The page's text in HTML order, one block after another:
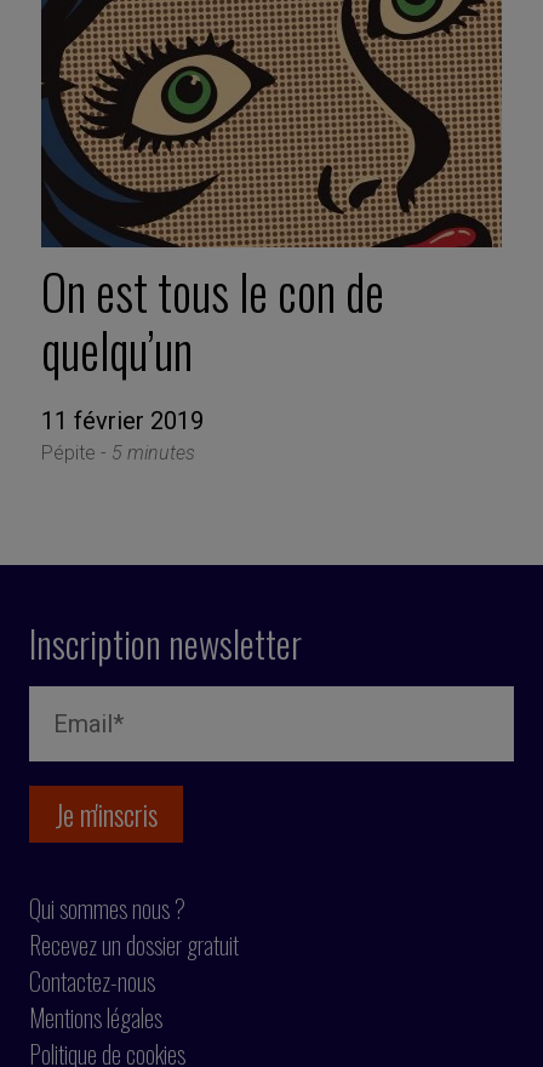
On est tous le con de
quelqu’un
11 février 2019
Pépite - 5 minutes
Inscription newsletter
Qui sommes nous ?
Recevez un dossier gratuit
Contactez-nous
Mentions légales
Politique de cookies